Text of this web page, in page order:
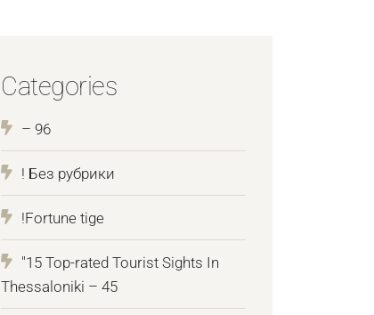
Categories
– 96
! Без рубрики
!Fortune tige
"15 Top-rated Tourist Sights In
Thessaloniki – 45